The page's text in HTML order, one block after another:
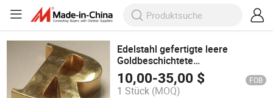
Edelstahl gefertigte leere
Goldbeschichtete
Kanalbuchstaben Schilder
10,00-35,00 $ FOB
1 Stück (MOQ)